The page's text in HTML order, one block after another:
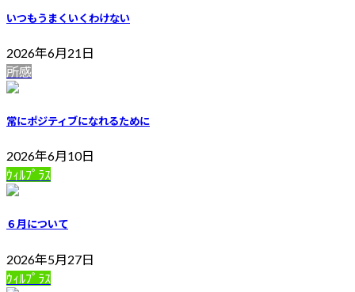
いつもうまくいくわけない
2026年6月21日
所感
常にポジティブになれるために
2026年6月10日
ｳｨﾙﾌﾟﾗｽ
６月について
2026年5月27日
ｳｨﾙﾌﾟﾗｽ